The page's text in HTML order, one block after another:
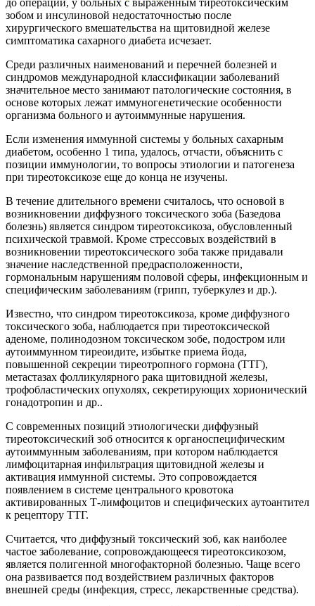
до операции, у больных с выраженным тиреотоксическим
зобом и инсулиновой недостаточностью после
хирургического вмешательства на щитовидной железе
симптоматика сахарного диабета исчезает.
Среди различных наименований и перечней болезней и
синдромов международной классификации заболеваний
значительное место занимают патологические состояния, в
основе которых лежат иммуногенетические особенности
организма больного и аутоиммунные нарушения.
Если изменения иммунной системы у больных сахарным
диабетом, особенно 1 типа, удалось, отчасти, объяснить с
позиции иммунологии, то вопросы этиологии и патогенеза
при тиреотоксикозе еще до конца не изучены.
В течение длительного времени считалось, что основой в
возникновении диффузного токсического зоба (Базедова
болезнь) является синдром тиреотоксикоза, обусловленный
психической травмой. Кроме стрессовых воздействий в
возникновении тиреотоксического зоба также придавали
значение наследственной предрасположенности,
гормональным нарушениям половой сферы, инфекционным и
специфическим заболеваниям (грипп, туберкулез и др.).
Известно, что синдром тиреотоксикоза, кроме диффузного
токсического зоба, наблюдается при тиреотоксической
аденоме, полинодозном токсическом зобе, подостром или
аутоиммунном тиреоидите, избытке приема йода,
повышенной секреции тиреотропного гормона (ТТГ),
метастазах фолликулярного рака щитовидной железы,
трофобластических опухолях, секретирующих хорионический
гонадотропин и др..
С современных позиций этиологически диффузный
тиреотоксический зоб относится к органоспецифическим
аутоиммунным заболеваниям, при котором наблюдается
лимфоцитарная инфильтрация щитовидной железы и
активация иммунной системы. Это сопровождается
появлением в системе центрального кровотока
активированных Т-лимфоцитов и специфических аутоантител
к рецептору ТТГ.
Считается, что диффузный токсический зоб, как наиболее
частое заболевание, сопровождающееся тиреотоксикозом,
является полигенной многофакторной болезнью. Чаще всего
она развивается под воздействием различных факторов
внешней среды (инфекция, стресс, лекарственные средства).